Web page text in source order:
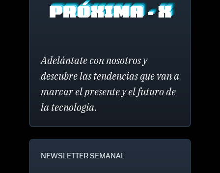
Adelántate con nosotros y
descubre las tendencias que van a
marcar el presente y el futuro de
la tecnología.
NEWSLETTER SEMANAL